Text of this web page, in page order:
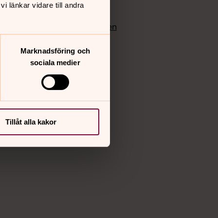
länkar vidare till andra
Marknadsföring och
sociala medier
Tillåt alla kakor
Instagram
Bloggportalen